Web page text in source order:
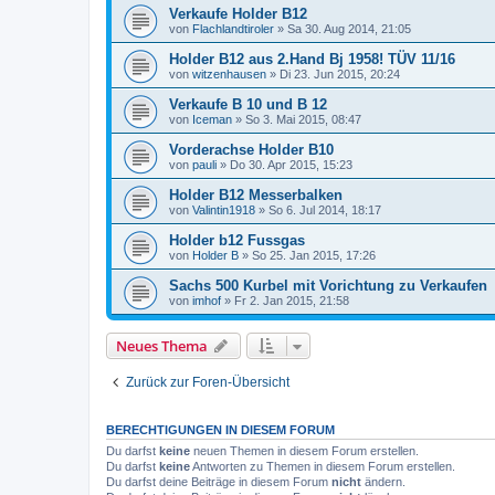
Verkaufe Holder B12
von Flachlandtiroler » Sa 30. Aug 2014, 21:05
Holder B12 aus 2.Hand Bj 1958! TÜV 11/16
von witzenhausen » Di 23. Jun 2015, 20:24
Verkaufe B 10 und B 12
von Iceman » So 3. Mai 2015, 08:47
Vorderachse Holder B10
von pauli » Do 30. Apr 2015, 15:23
Holder B12 Messerbalken
von Valintin1918 » So 6. Jul 2014, 18:17
Holder b12 Fussgas
von Holder B » So 25. Jan 2015, 17:26
Sachs 500 Kurbel mit Vorichtung zu Verkaufen
von imhof » Fr 2. Jan 2015, 21:58
Neues Thema
Zurück zur Foren-Übersicht
BERECHTIGUNGEN IN DIESEM FORUM
Du darfst keine neuen Themen in diesem Forum erstellen.
Du darfst keineAntworten zu Themen in diesem Forum erstellen.
Du darfst deine Beiträge in diesem Forum nicht ändern.